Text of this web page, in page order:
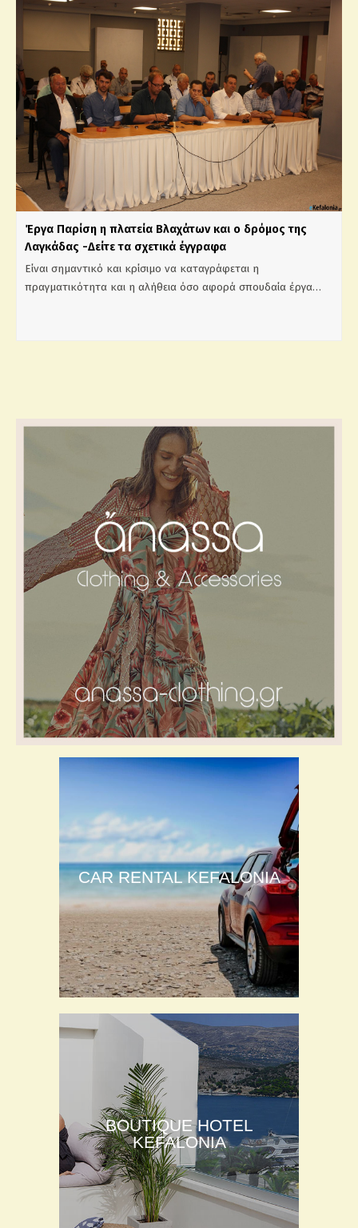
Έργα Παρίση η πλατεία Βλαχάτων και ο δρόμος της
Λαγκάδας -Δείτε τα σχετικά έγγραφα
Είναι σημαντικό και κρίσιμο να καταγράφεται η
πραγματικότητα και η αλήθεια όσο αφορά σπουδαία έργα…
CAR RENTAL KEFALONIA
BOUTIQUE HOTEL
KEFALONIA